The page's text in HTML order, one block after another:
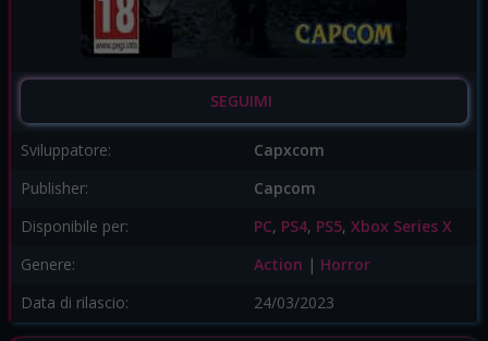
SEGUIMI
Sviluppatore:
Capxcom
Publisher:
Capcom
Disponibile per:
PC, PS4, PS5, Xbox Series X
Genere:
Action | Horror
Data di rilascio:
24/03/2023